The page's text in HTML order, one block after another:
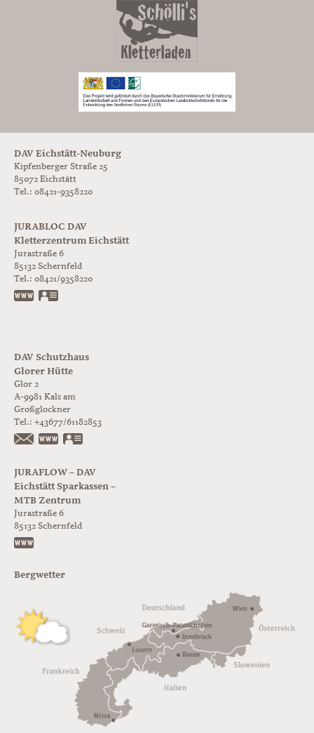
DAV Eichstätt-Neuburg
Kipfenberger Straße 25
85072 Eichstätt
Tel.: 08421-9358220
JURABLOC DAV
Kletterzentrum Eichstätt
Jurastraße 6
85132 Schernfeld
Tel.: 08421/9358220
www.jurabloc.de
DAV Schutzhaus
Glorer Hütte
Glor 2
A-9981 Kals am
Großglockner
Tel.: +43677/61182853
https://www.glorer-huette.at/
JURAFLOW – DAV
Eichstätt Sparkassen –
MTB Zentrum
Jurastraße 6
85132 Schernfeld
Bergwetter